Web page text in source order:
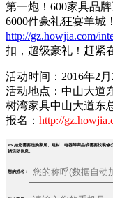
第一炮！600家具品
6000件豪礼狂宴羊城
http://gz.howjia.com/
扣，超级豪礼！赶紧
活动时间：2016年2月
活动地点：中山大道
树湾家具中山大道东
报名： http://
PS.如您需要选购家居、建材、电器等商品或需要找装
销活动信息。
您的姓名：